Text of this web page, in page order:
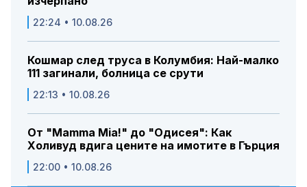
22:24 • 10.08.26
Кошмар след труса в Колумбия: Най-малко
111 загинали, болница се срути
22:13 • 10.08.26
От "Mamma Mia!" до "Одисея": Как
Холивуд вдига цените на имотите в Гърция
22:00 • 10.08.26